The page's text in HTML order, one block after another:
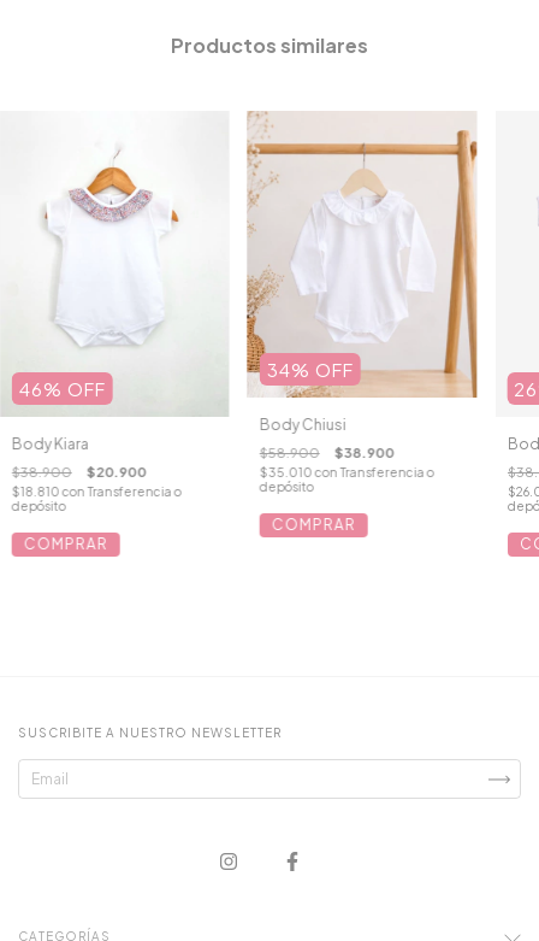
Productos similares
46% OFF
Body Kiara
$38.900 $20.900
$18.810con Transferencia o
depósito
COMPRAR
34% OFF
Body Chiusi
$58.900 $38.900
$35.010con Transferencia o
depósito
COMPRAR
26
SUSCRIBITE A NUESTRO NEWSLETTER
CATEGORÍAS